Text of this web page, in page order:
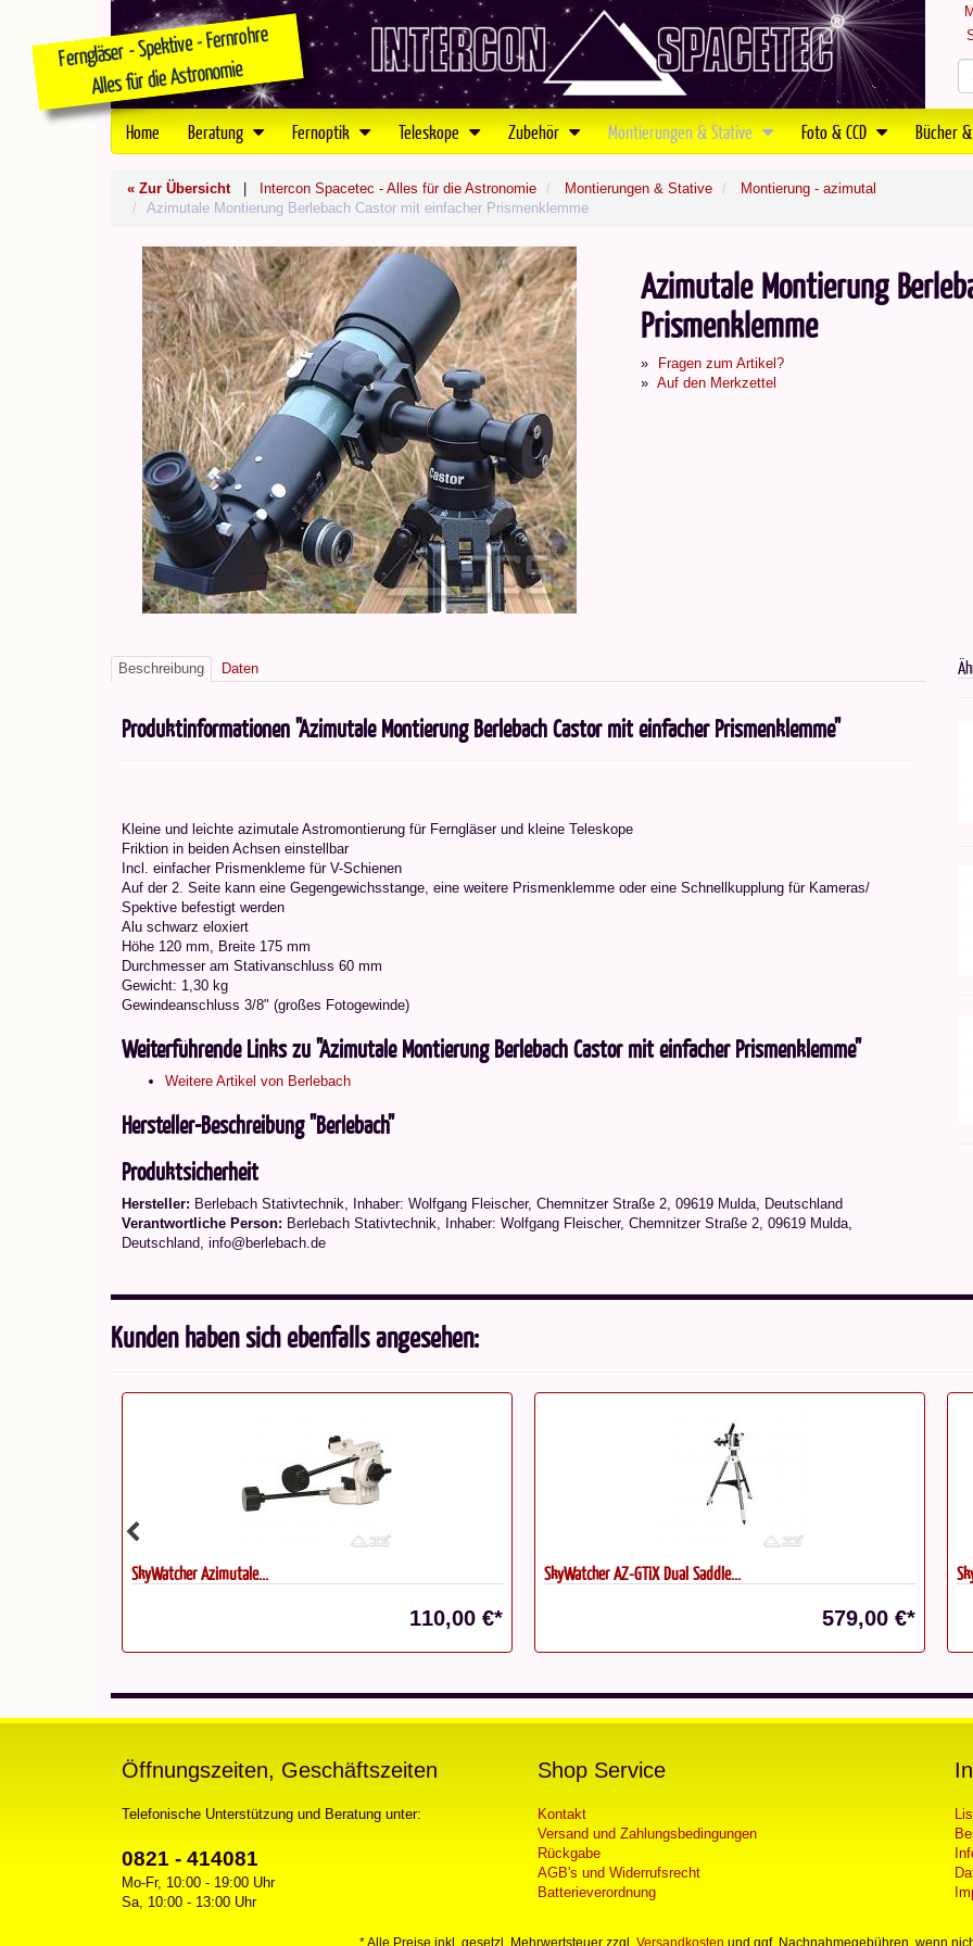
Home Beratung Fernoptik Teleskope Zubehör Montierungen & Stative Foto & CCD Bücher
« Zur Übersicht| Intercon Spacetec - Alles für die Astronomie Montierungen & Stative
Montierung - azimutal
Azimutale Montierung Berlebach Castor mit einfacher Prismenklemme
Azimutale Montierung
Prismenklemme
Fragen zum Artikel?
Auf den Merkzettel
Beschreibung Daten
Produktinformationen "Azimutale Montierung Berlebach Castor mit einfacher Prismenklemme"
Kleine und leichte azimutale Astromontierung für Ferngläser und kleine Teleskope
Friktion in beiden Achsen einstellbar
Incl. einfacher Prismenkleme für V-Schienen
Auf der 2. Seite kann eine Gegengewichsstange, eine weitere Prismenklemme oder eine Schnellkupplung für Kameras/
Spektive befestigt werden
Alu schwarz eloxiert
Höhe 120 mm, Breite 175 mm
Durchmesser am Stativanschluss 60 mm
Gewicht: 1,30 kg
Gewindeanschluss 3/8" (großes Fotogewinde)
Weiterführende Links zu "Azimutale Montierung Berlebach Castor mit einfacher Prismenklemme"
Weitere Artikel von Berlebach
Hersteller-Beschreibung "Berlebach"
Produktsicherheit
Hersteller: Berlebach Stativtechnik, Inhaber: Wolfgang Fleischer, Chemnitzer Straße 2, 09619 Mulda, Deutschland
Verantwortliche Person: Berlebach Stativtechnik, Inhaber: Wolfgang Fleischer, Chemnitzer Straße 2, 09619 Mulda,
Deutschland, info@berlebach.de
Kunden haben sich ebenfalls angesehen:
SkyWatcher AZ-GTiX Dual Saddle...
579,00 €*
SkyWatcher AZ-GTiX Dual Saddle...
479,00 €*
Öffnungszeiten, Geschäftszeiten
Telefonische Unterstützung und Beratung unter:
0821 - 414081
Mo-Fr, 10:00 - 19:00 Uhr
Sa, 10:00 - 13:00 Uhr
Shop Service
Kontakt
Versand und Zahlungsbedingungen
Rückgabe
AGB's und Widerrufsrecht
Batterieverordnung
* Alle Preise inkl. gesetzl. Mehrwertsteuer zzgl. Versandkosten und ggf. Nachnahmegebühren, wenn